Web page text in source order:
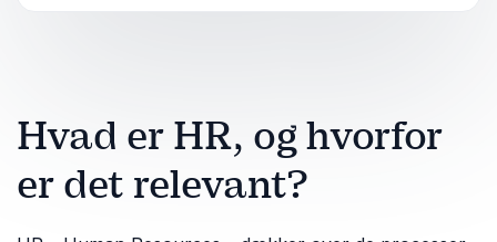
Hvad er HR, og hvorfor
er det relevant?